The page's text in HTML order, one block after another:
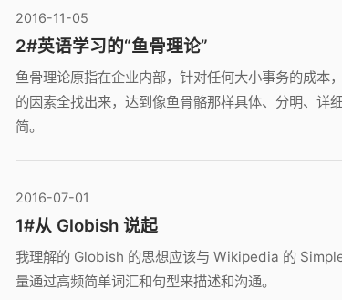
2016-11-05
2#英语学习的“鱼骨理论”
鱼骨理论原指在企业内部，针对任何大小事务的成本
的因素全找出来，达到像鱼骨骼那样具体、分明、详
简。
2016-07-01
1#从 Globish 说起
我理解的 Globish 的思想应该与 Wikipedia 的
量通过高频简单词汇和句型来描述和沟通。